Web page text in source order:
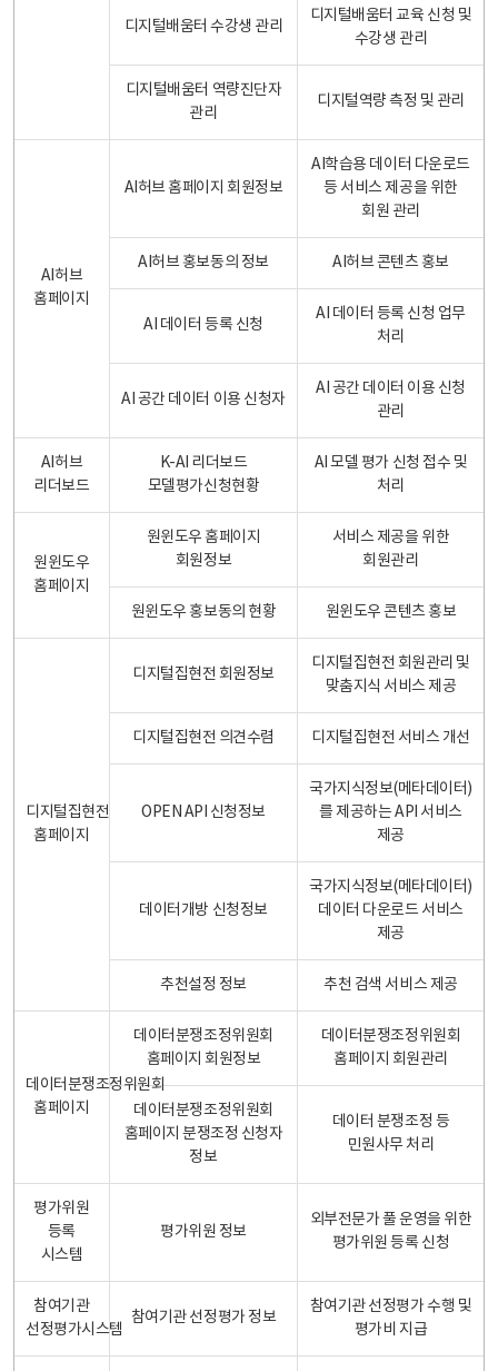
디지털배움터 수강생 관리
디지털배움터 교육 신청 및
수강생 관리
디지털배움터 역량진단자
관리
디지털역량 측정 및 관리
AI허브
홈페이지
AI허브 홈페이지 회원정보
AI학습용 데이터 다운로드
등 서비스 제공을 위한
회원 관리
AI허브 홍보동의 정보 AI허브 콘텐츠 홍보
AI 데이터 등록 신청
AI 데이터 등록 신청 업무
처리
AI 공간 데이터 이용 신청자
AI 공간 데이터 이용 신청
관리
AI허브
리더보드
K-AI 리더보드
모델평가신청현황
AI 모델 평가 신청 접수 및
처리
원윈도우
홈페이지
원윈도우 홈페이지
회원정보
서비스 제공을 위한
회원관리
원윈도우 홍보동의 현황 원윈도우 콘텐츠 홍보
디지털집현전
홈페이지
디지털집현전 회원정보
디지털집현전 회원관리 및
맞춤지식 서비스 제공
디지털집현전 의견수렴 디지털집현전 서비스 개선
OPEN API 신청정보
국가지식정보(메타데이터)
를 제공하는 API 서비스
제공
데이터개방 신청정보
국가지식정보(메타데이터)
데이터 다운로드 서비스
제공
추천설정 정보 추천 검색 서비스 제공
데이터분쟁조정위원회
홈페이지
데이터분쟁조정위원회
홈페이지 회원정보
데이터분쟁조정위원회
홈페이지 회원관리
데이터분쟁조정위원회
홈페이지 분쟁조정 신청자
정보
데이터 분쟁조정 등
민원사무 처리
평가위원
등록
시스템
평가위원 정보
외부전문가 풀 운영을 위한
평가위원 등록 신청
참여기관
선정평가시스템
참여기관 선정평가 정보
참여기관 선정평가 수행 및
평가비 지급